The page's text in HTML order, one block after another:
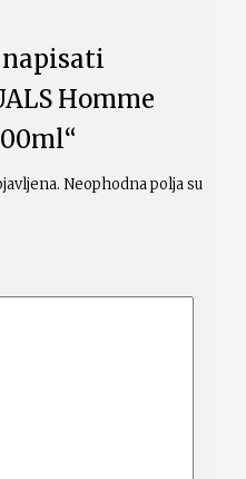
Homme
Neophodna polja su